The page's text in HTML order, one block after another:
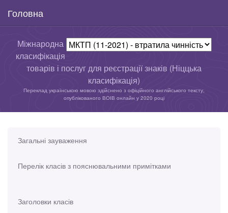
Головна
Міжнародна
класифікація
товарів і послуг для реєстрації знаків (Ніццька
класифікація)
Переклад українською мовою здійснено з офіційного англійського тексту,
опублікованого ВОІВ онлайн у 2020 році
Загальні зауваження
Перелік класів з пояснювальними примітками
Заголовки класів